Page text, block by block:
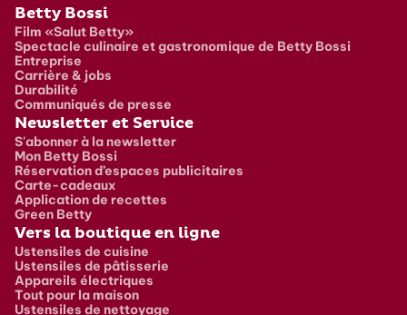
Pied de page
Betty Bossi
Film «Salut Betty»
Spectacle culinaire et gastronomique de Betty Bossi
Entreprise
Carrière & jobs
Durabilité
Communiqués de presse
Newsletter et Service
S'abonner à la newsletter
Mon Betty Bossi
Réservation d’espaces publicitaires
Carte-cadeaux
Application de recettes
Green Betty
Vers la boutique en ligne
Ustensiles de cuisine
Ustensiles de pâtisserie
Appareils électriques
Tout pour la maison
Ustensiles de nettoyage